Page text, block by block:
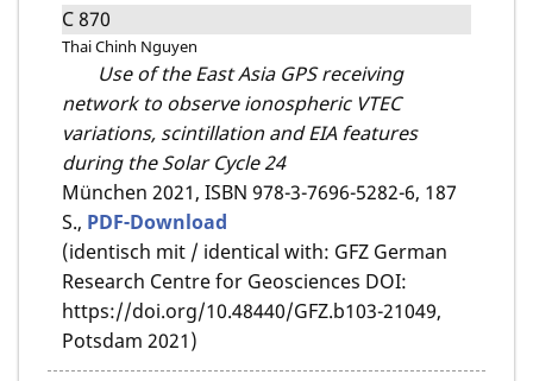
C 870
Thai Chinh Nguyen
Use of the East Asia GPS receiving
network to observe ionospheric VTEC
variations, scintillation and EIA features
during the Solar Cycle 24
München 2021, ISBN 978-3-7696-5282-6, 187
S., PDF-Download
(identisch mit / identical with: GFZ German
Research Centre for Geosciences DOI:
https://doi.org/10.48440/GFZ.b103-21049,
Potsdam 2021)